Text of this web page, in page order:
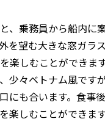
、乗務員から船内に
を望む大きな窓ガラ
楽しむことができま
少々ベトナム風です
にも合います。食事
楽しむことができます